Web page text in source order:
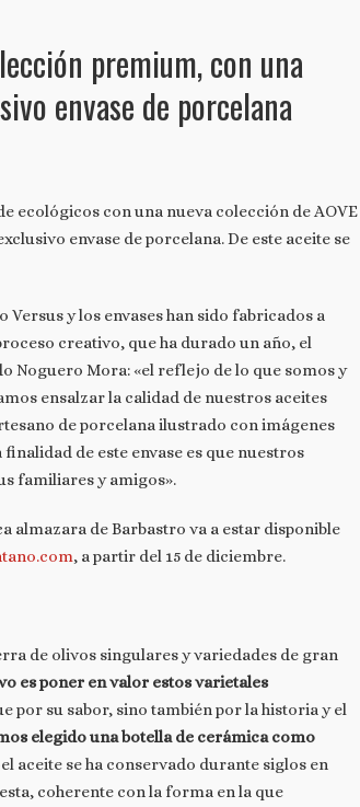
premium, con una
envase de porcelana
ecológicos con una nueva colección de AOVE
envase de porcelana. De este aceite se
y los envases han sido fabricados a
creativo, que ha durado un año, el
Noguero Mora: «el reflejo de lo que somos y
ensalzar la calidad de nuestros aceites
de porcelana ilustrado con imágenes
de este envase es que nuestros
familiares y amigos».
almazara de Barbastro va a estar disponible
, a partir del 15 de diciembre.
de olivos singulares y variedades de gran
es poner en valor estos varietales
por su sabor, sino también por la historia y el
elegido una botella de cerámica como
aceite se ha conservado durante siglos en
coherente con la forma en la que